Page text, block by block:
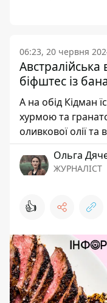
06:23, 20 червня
біфштес із
А на обід Кідман
хурмою та
оливкової олії та
Ольга
ЖУРНАЛІСТ
👍